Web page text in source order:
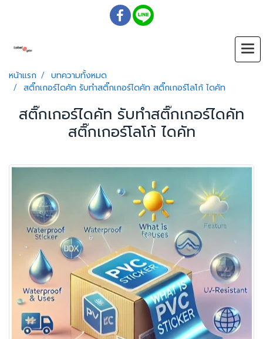
หน้าแรก
บทความทั้งหมด
สติ๊กเกอร์ไดคัท รับทำสติ๊กเกอร์ไดคัท สติ๊กเกอร์โลโก้ ไดคัท
สติ๊กเกอร์ไดคัท รับทำสติ๊กเกอร์ไดคัท
สติ๊กเกอร์โลโก้ ไดคัท